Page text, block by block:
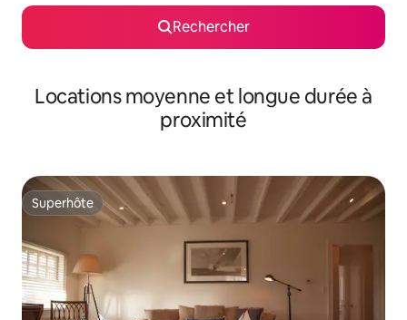
Rechercher
Locations moyenne et longue durée à
proximité
Superhôte
Superhôte